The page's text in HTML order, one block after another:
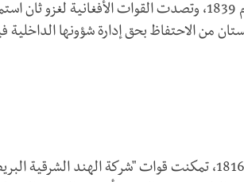
تعرضت أفغانستان إلى غزوين بريطانيين، الأول بدأ في عام 1839، وتصدت القوات الأفغانية
أفغانستان من الاحتفاظ بحق إدارة شؤونها الداخلية
في أعقاب الحرب البريطانية النيبالية بين عامي 1814 – 1816، تمكنت قوات "شركة الهند